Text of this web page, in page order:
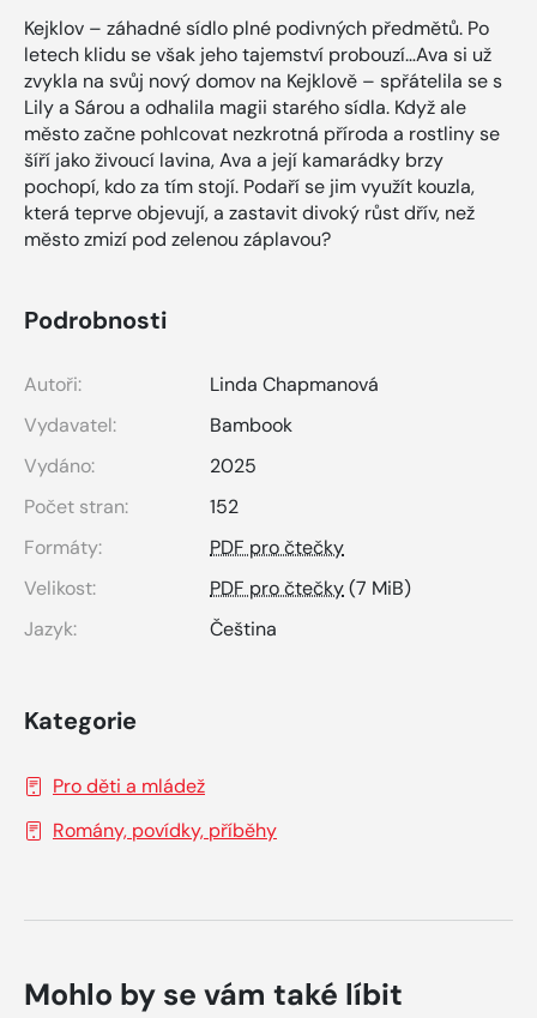
Kejklov – záhadné sídlo plné podivných předmětů. Po
letech klidu se však jeho tajemství probouzí…Ava si už
zvykla na svůj nový domov na Kejklově – spřátelila se s
Lily a Sárou a odhalila magii starého sídla. Když ale
město začne pohlcovat nezkrotná příroda a rostliny se
šíří jako živoucí lavina, Ava a její kamarádky brzy
pochopí, kdo za tím stojí. Podaří se jim využít kouzla,
která teprve objevují, a zastavit divoký růst dřív, než
město zmizí pod zelenou záplavou?
Podrobnosti
Autoři:
Linda Chapmanová
Vydavatel:
Bambook
Vydáno:
2025
Počet stran:
152
Formáty:
PDF pro čtečky
Velikost:
PDF pro čtečky(7 MiB)
Jazyk:
Čeština
Kategorie
Pro děti a mládež
Romány, povídky, příběhy
Mohlo by se vám také líbit